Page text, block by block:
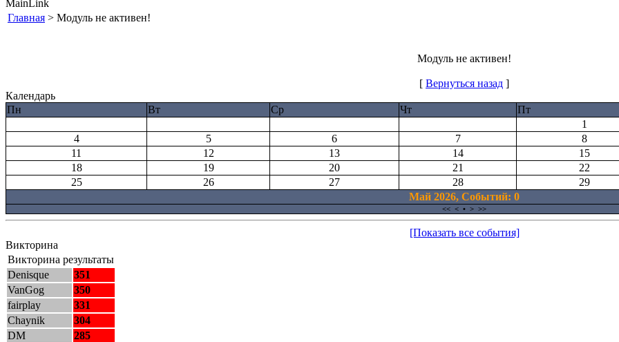
MainLink
Главная > Модуль не активен!
Модуль не активен!
[ Вернуться назад ]
Календарь
Пн
Вт Ср Чт Пт
1
4
5 6 7 8
11
12 13 14 15
18
19 20 21 22
25
26 27 28 29
Май 2026, Cобытий: 0
<< < • > >>
[Показать все события]
Викторина
Викторина результаты
Denisque
351
VanGog
350
fairplay
331
Chaynik
304
DM
285